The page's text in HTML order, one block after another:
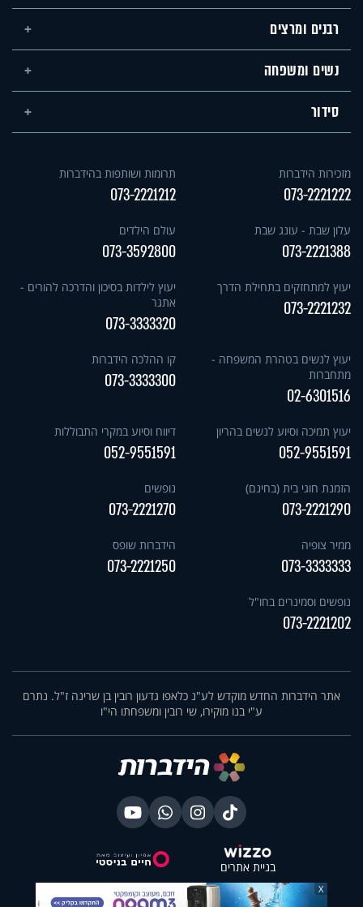
רבנים ומרצים
נשים ומשפחה
סידור
מזכירות הידברות
073-2221222
תרומות ושותפות בהידברות
073-2221212
עלון שבת - עונג שבת
073-2221388
עולם הילדים
073-3592800
יעוץ למתחזקים בתחילת הדרך
073-2221232
יעוץ לילדות בסיכון והדרכה להורים -
אתגר
073-3333320
יעוץ לנשים בטהרת המשפחה -
מתחברות
02-6301516
קו ההלכה הידברות
073-3333300
יעוץ תמיכה וסיוע לנשים בהריון
052-9551591
דיווח וסיוע במקרי התבוללות
052-9551591
הזמנת חוגי בית (בחינם)
073-2221290
נופשים
073-2221270
ממיר צופיה
073-3333333
הידברות שופס
073-2221250
נופשים וסמינרים בחו"ל
073-2221202
אתר הידברות החדש מוקדש לע"נ כלאפו גדעון רובין בן שרינה ז"ל. נתרם
ע"י בנו מוקירו, שי רובין ומשפחתו הי"ו
בניית אתרים
X